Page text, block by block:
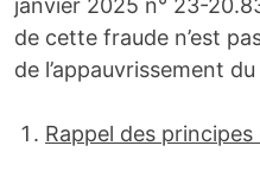
janvier 2025 n° 23-
de cette fraude n’est
de l’appauvrissement
Rappel des principes